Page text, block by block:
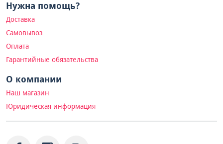
Нужна помощь?
Доставка
Самовывоз
Оплата
Гарантийные обязательства
О компании
Наш магазин
Юридическая информация